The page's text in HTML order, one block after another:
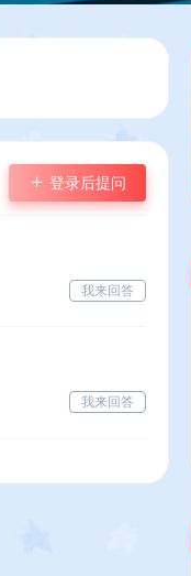
登录后提问
我来回答
我来回答